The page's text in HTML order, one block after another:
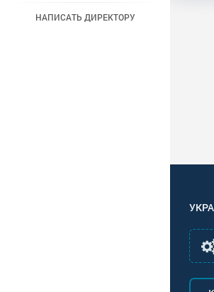
НАПИСАТЬ ДИРЕКТОРУ